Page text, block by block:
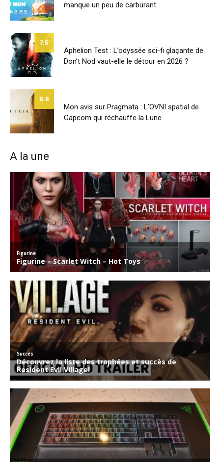
manque un peu de carburant
7.5
Aphelion Test : L’odyssée sci-fi glaçante de
Don’t Nod vaut-elle le détour en 2026 ?
8.8
Mon avis sur Pragmata : L’OVNI spatial de
Capcom qui réchauffe la Lune
A la une